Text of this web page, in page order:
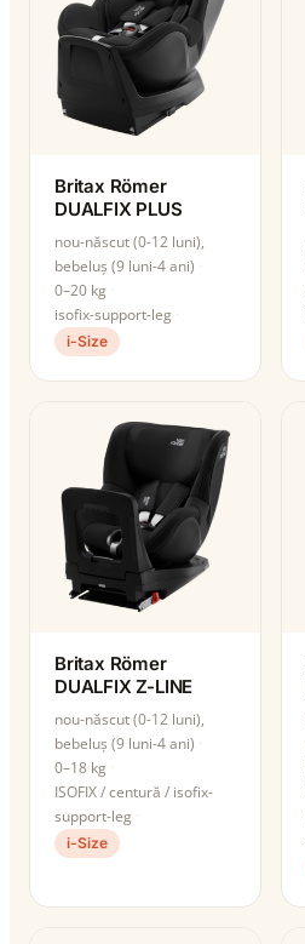
Britax Römer
DUALFIX PLUS
nou-născut (0-12 luni),
bebeluș (9 luni-4 ani)
0–20 kg
isofix-support-leg
i-Size
Britax Römer
DUALFIX Z-LINE
nou-născut (0-12 luni),
bebeluș (9 luni-4 ani)
0–18 kg
ISOFIX / centură / isofix-
support-leg
i-Size